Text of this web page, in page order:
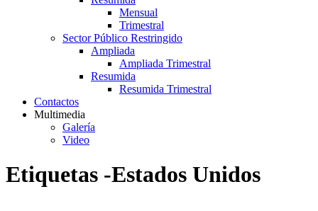
Mensual
Trimestral
Sector Público Restringido
Ampliada
Ampliada Trimestral
Resumida
Resumida Trimestral
Contactos
Multimedia
Galería
Video
Etiquetas -Estados Unidos